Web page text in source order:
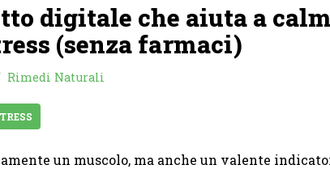
digitale che aiuta a
(senza farmaci)
Rimedi Naturali
un muscolo, ma anche un valente